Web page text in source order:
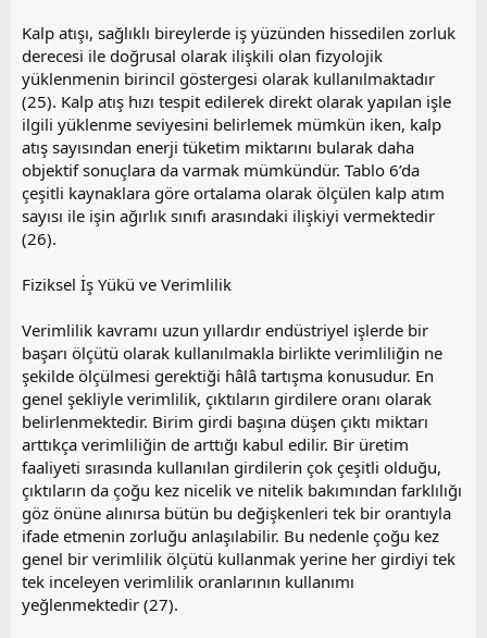
Kalp atışı, sağlıklı bireylerde iş yüzünden hissedilen zorluk
derecesi ile doğrusal olarak ilişkili olan fizyolojik
yüklenmenin birincil göstergesi olarak kullanılmaktadır
(25). Kalp atış hızı tespit edilerek direkt olarak yapılan işle
ilgili yüklenme seviyesini belirlemek mümkün iken, kalp
atış sayısından enerji tüketim miktarını bularak daha
objektif sonuçlara da varmak mümkündür. Tablo 6’da
çeşitli kaynaklara göre ortalama olarak ölçülen kalp atım
sayısı ile işin ağırlık sınıfı arasındaki ilişkiyi vermektedir
(26).
Fiziksel İş Yükü ve Verimlilik
Verimlilik kavramı uzun yıllardır endüstriyel işlerde bir
başarı ölçütü olarak kullanılmakla birlikte verimliliğin ne
şekilde ölçülmesi gerektiği hâlâ tartışma konusudur. En
genel şekliyle verimlilik, çıktıların girdilere oranı olarak
belirlenmektedir. Birim girdi başına düşen çıktı miktarı
arttıkça verimliliğin de arttığı kabul edilir. Bir üretim
faaliyeti sırasında kullanılan girdilerin çok çeşitli olduğu,
çıktıların da çoğu kez nicelik ve nitelik bakımından farklılığı
göz önüne alınırsa bütün bu değişkenleri tek bir orantıyla
ifade etmenin zorluğu anlaşılabilir. Bu nedenle çoğu kez
genel bir verimlilik ölçütü kullanmak yerine her girdiyi tek
tek inceleyen verimlilik oranlarının kullanımı
yeğlenmektedir (27).